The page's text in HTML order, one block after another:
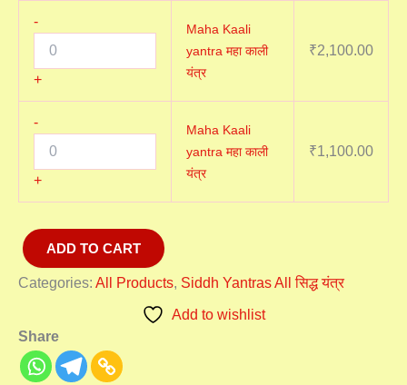
-
+
Maha Kaali
yantra महा काली
यंत्र
₹2,100.00
-
+
Maha Kaali
yantra महा काली
यंत्र
₹1,100.00
ADD TO CART
Categories: All Products, Siddh Yantras All सिद्ध यंत्र
Add to wishlist
Share